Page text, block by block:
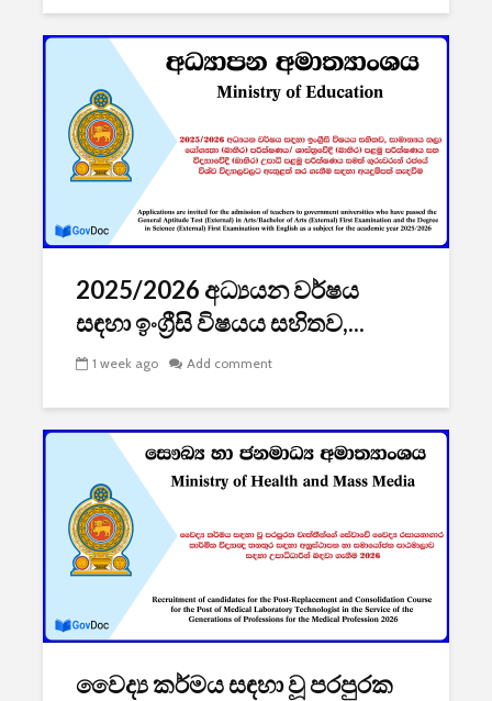
2025/2026 අධ්‍යයන වර්ෂය
සඳහා ඉංග්‍රීසි විෂයය සහිතව,...
1 week ago Add comment
වෛද්‍ය කර්මය සඳහා වූ පරපුරක